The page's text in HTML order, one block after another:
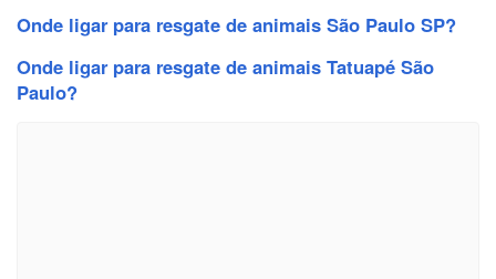
Onde ligar para resgate de animais São Paulo SP?
Onde ligar para resgate de animais Tatuapé São
Paulo?